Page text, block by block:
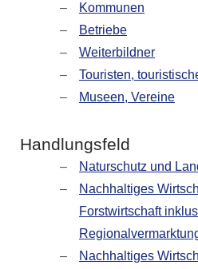
Kommunen
Betriebe
Weiterbildner
Touristen,
Museen, Vereine
Handlungsfeld
Naturschutz und
Nachhaltiges
Forstwirtschaft
Nachhaltiges